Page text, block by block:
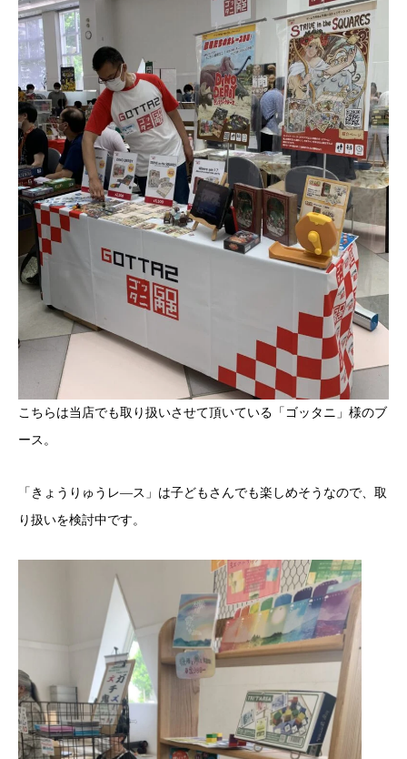
こちらは当店でも取り扱いさせて頂いている「ゴッタニ」様のブ
ース。
「きょうりゅうレ―ス」は子どもさんでも楽しめそうなので、取
り扱いを検討中です。